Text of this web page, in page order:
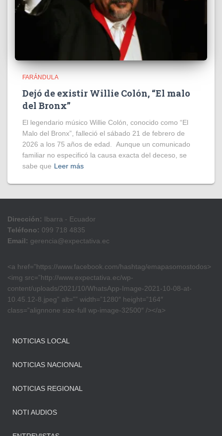
FARÁNDULA
Dejó de existir Willie Colón, “El malo
del Bronx”
El legendario músico Willie Colón, conocido como “El
Malo del Bronx”, falleció el sábado 21 de febrero de
2026 a los 75 años de edad. Aunque un comunicado
familiar no especificó la causa exacta del deceso, se
sabe que Leer más
Dirección: Ibarra - Ecuador
Teléfono: 099 718 4835
Email: gerencia@expectativa.ec
<a href=”https://www.facebook.com/hashtag/emapasomostodos>
<img src=”http://www.expectativa.ec/wp-
content/uploads/2021/10/WhatsApp-Image-2021-10-08-at-
10.45.12-8.jpeg” alt=”” width=”1280″ height=”164″
class=”alignnone size-full wp-image-32500″ /></a>
NOTICIAS LOCAL
NOTICIAS NACIONAL
NOTICIAS REGIONAL
NOTI AUDIOS